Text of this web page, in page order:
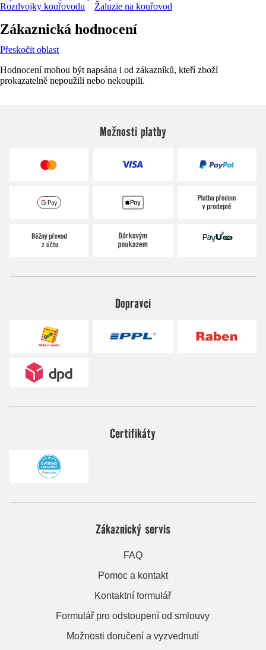
Rozdvojky kouřovodu
Žaluzie na kouřovod
Zákaznická hodnocení
Přeskočit oblast
Hodnocení mohou být napsána i od zákazníků, kteří zboží
prokazatelně nepoužili nebo nekoupili.
Možnosti platby
Dopravci
Certifikáty
Zákaznický servis
FAQ
Pomoc a kontakt
Kontaktní formulář
Formulář pro odstoupení od smlouvy
Možnosti doručení a vyzvednutí